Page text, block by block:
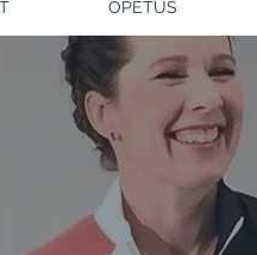
OPETUS